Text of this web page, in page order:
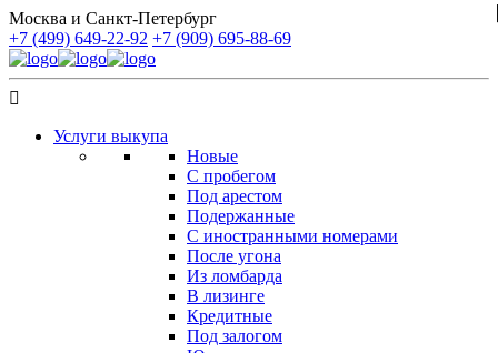
Москва и Санкт-Петербург
+7 (499) 649-22-92 +7 (909) 695-88-69
Услуги выкупа
Новые
С пробегом
Под арестом
Подержанные
С иностранными номерами
После угона
Из ломбарда
В лизинге
Кредитные
Под залогом